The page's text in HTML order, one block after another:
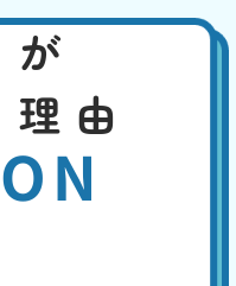
市販の薬剤でも改
い
円 W
EB
限
定
割
引
4,400円
4,400
間が経てばつまりを解消する
レットペーパーを溶かして、
由